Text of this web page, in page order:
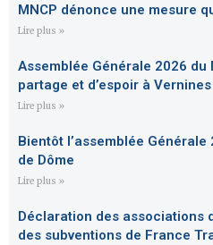
MNCP dénonce une mesure
Lire plus »
Assemblée Générale 2026 du
partage et d’espoir à Vernines
Lire plus »
Bientôt l’assemblée Générale
de Dôme
Lire plus »
Déclaration des associations
des subventions de France